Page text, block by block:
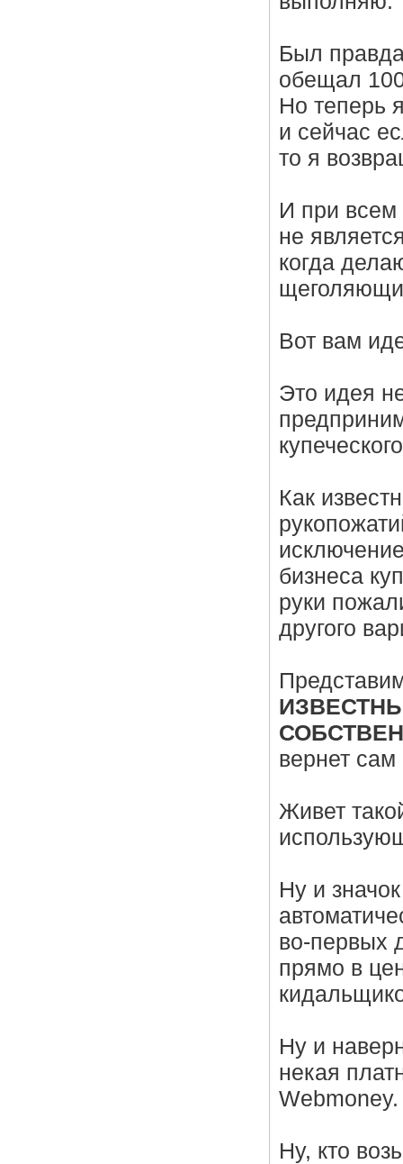
Был
обещал
Но теперь
и сейчас
то я
И при
не
когда
Вот вам
Это идея
Как
бизнеса
руки
другого
вернет
Живет
Ну и
во-первых
прямо в
Ну и
некая
Webmoney.
Ну, кто